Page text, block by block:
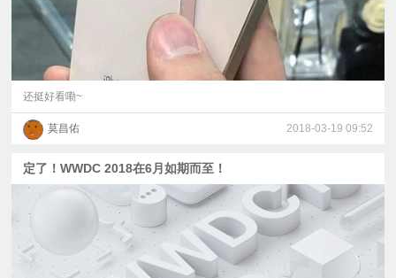
还挺好看嘞~
莫昌佑 2018-03-19 09:52
定了！WWDC 2018在6月如期而至！